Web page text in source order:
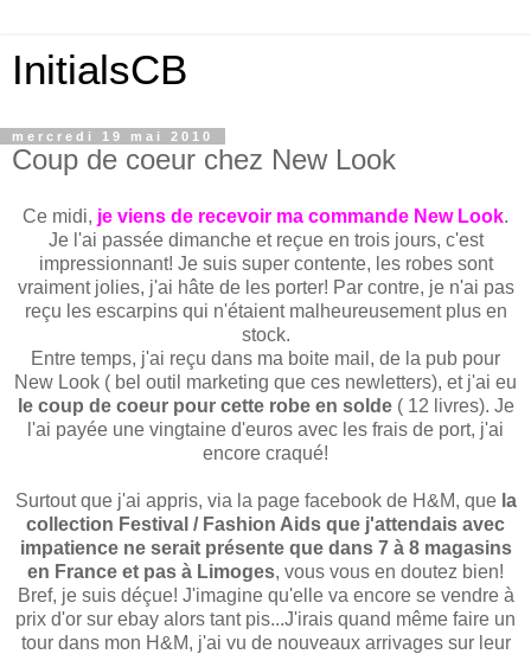
InitialsCB
mercredi 19 mai 2010
Coup de coeur chez New Look
Ce midi, je viens de recevoir ma commande New Look.
Je l'ai passée dimanche et reçue en trois jours, c'est
impressionnant! Je suis super contente, les robes sont
vraiment jolies, j'ai hâte de les porter! Par contre, je n'ai pas
reçu les escarpins qui n'étaient malheureusement plus en
stock.
Entre temps, j'ai reçu dans ma boite mail, de la pub pour
New Look ( bel outil marketing que ces newletters), et j'ai eu
le coup de coeur pour cette robe en solde( 12 livres). Je
l'ai payée une vingtaine d'euros avec les frais de port, j'ai
encore craqué!
Surtout que j'ai appris, via la page facebook de H&M, quela
collection Festival / Fashion Aids que j'attendais avec
impatience ne serait présente que dans 7 à 8 magasins
en France et pas à Limoges, vous vous en doutez bien!
Bref, je suis déçue! J'imagine qu'elle va encore se vendre à
prix d'or sur ebay alors tant pis...J'irais quand même faire un
tour dans mon H&M, j'ai vu de nouveaux arrivages sur leur